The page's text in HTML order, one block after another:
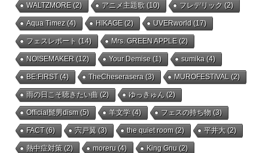
WALTZMORE(2) アニメ主題歌(10) フレデリック (2)
Aqua Timez(4) HIKAGE(2) UVERworld(17)
フェスレポート (14) Mrs. GREEN APPLE(2)
NOISEMAKER(12) Your Demise(1) sumika(4)
BE:FIRST(4) TheCheserasera(3) MUROFESTIVAL (2)
雨の日こそ聴きたい曲(2) ゆっきゅん (2)
Official髭男dism(5) 羊文学(4) フェスの持ち物(3)
FACT(6) 宍戸翼(3) the quiet room(2) 平井大(2)
熱中症対策(2) moreru(4) King Gnu(2)